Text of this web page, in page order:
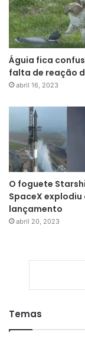
Águia fica
falta de reação
abril 16, 2023
O foguete
SpaceX explodiu
lançamento
abril 20, 2023
Temas